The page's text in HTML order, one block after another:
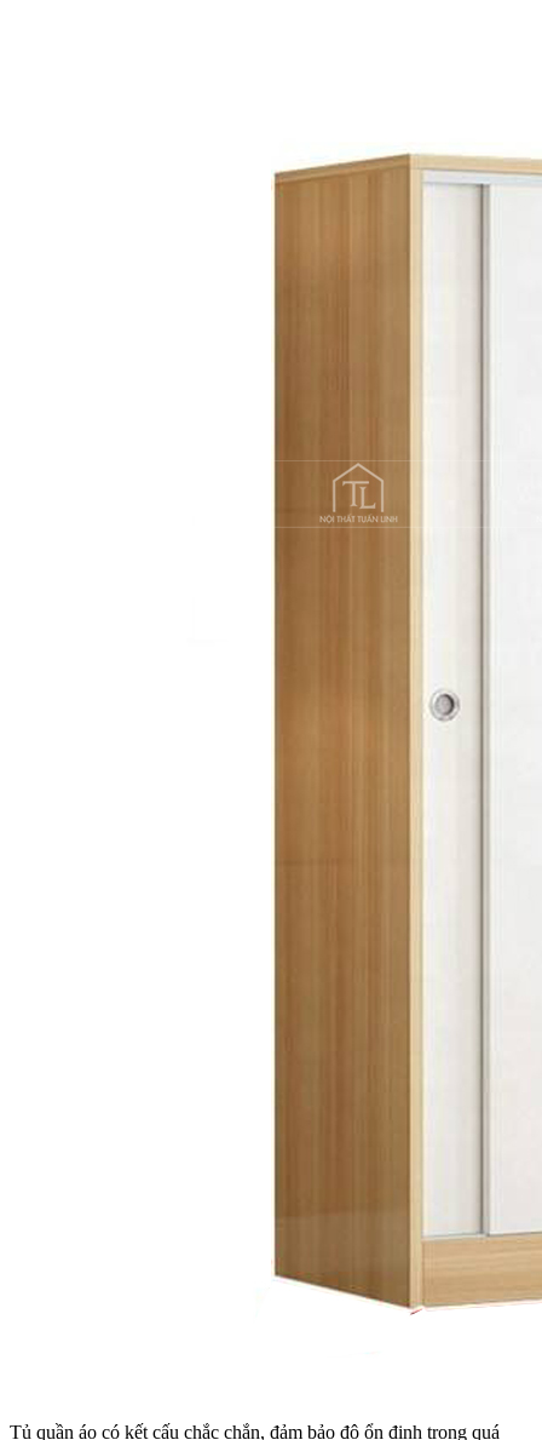
Tủ quần áo có kết cấu chắc chắn, đảm bảo độ ổn định trong quá